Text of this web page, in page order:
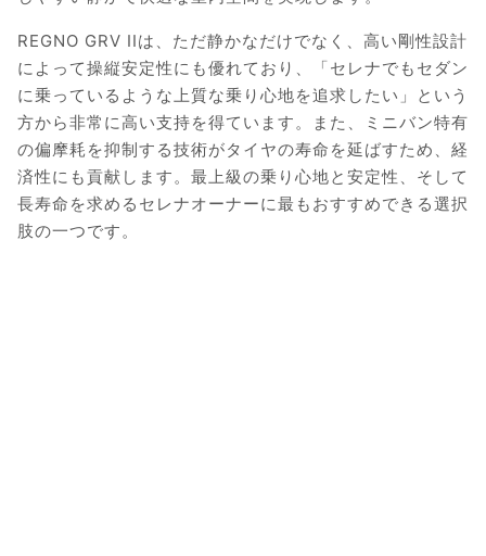
REGNO GRV IIは、ただ静かなだけでなく、高い剛性設計
によって操縦安定性にも優れており、「セレナでもセダン
に乗っているような上質な乗り心地を追求したい」という
方から非常に高い支持を得ています。また、ミニバン特有
の偏摩耗を抑制する技術がタイヤの寿命を延ばすため、経
済性にも貢献します。最上級の乗り心地と安定性、そして
長寿命を求めるセレナオーナーに最もおすすめできる選択
肢の一つです。